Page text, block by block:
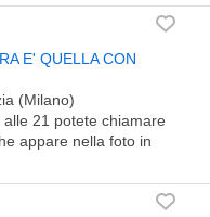
E' QUELLA CON
(Milano)
21 potete chiamare
appare nella foto in